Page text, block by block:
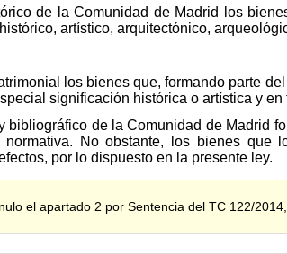
de la Comunidad de Madrid los
artístico, arquitectónico,
los bienes que, formando parte
significación histórica o artística y
bibliográfico de la Comunidad de Madrid
normativa. No obstante, los bienes que
por lo dispuesto en la presente ley.
el apartado 2 por Sentencia del TC 122/